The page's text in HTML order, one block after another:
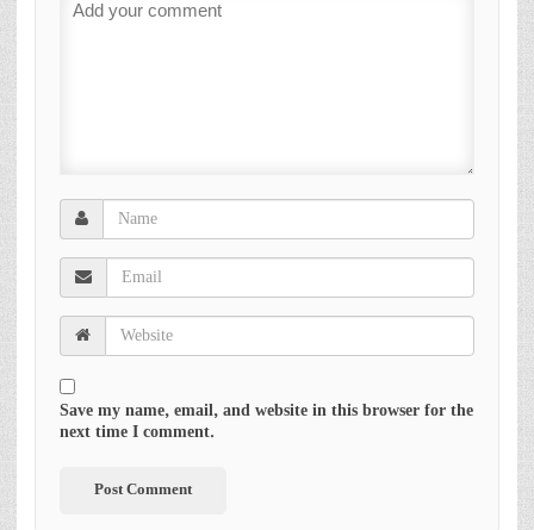
Save my name, email, and website in this browser for the
next time I comment.